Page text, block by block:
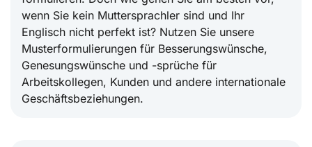
wenn Sie kein Muttersprachler sind und Ihr
Englisch nicht perfekt ist? Nutzen Sie unsere
Musterformulierungen für Besserungswünsche,
Genesungswünsche und -sprüche für
Arbeitskollegen, Kunden und andere internationale
Geschäftsbeziehungen.